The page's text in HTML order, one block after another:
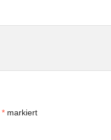
* markiert